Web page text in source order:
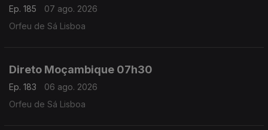
Ep. 185
07 ago. 2026
Orfeu de Sá Lisboa
Direto Moçambique 07h30
Ep. 183
06 ago. 2026
Orfeu de Sá Lisboa